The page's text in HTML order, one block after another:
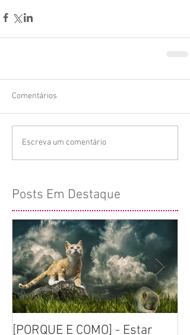
Comentários
Escreva um comentário
Posts Em Destaque
[PORQUE E COMO] - Estar